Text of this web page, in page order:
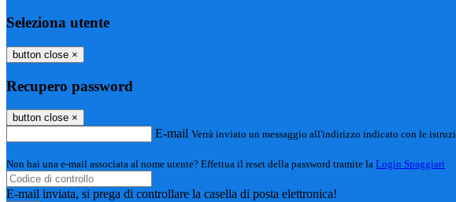
Seleziona utente
button close ×
Recupero password
button close ×
E-mail Verrà inviato un messaggio all'indirizzo indicato con le
Non hai una e-mail associata al nome utente? Effettua il reset della password tramite la Login Spaggiari
E-mail inviata, si prega di controllare la casella di posta elettronica!